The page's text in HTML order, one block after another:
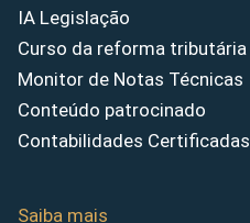
IA Legislação
Curso da reforma tributária
Monitor de Notas Técnicas
Conteúdo patrocinado
Contabilidades Certificadas
Saiba mais